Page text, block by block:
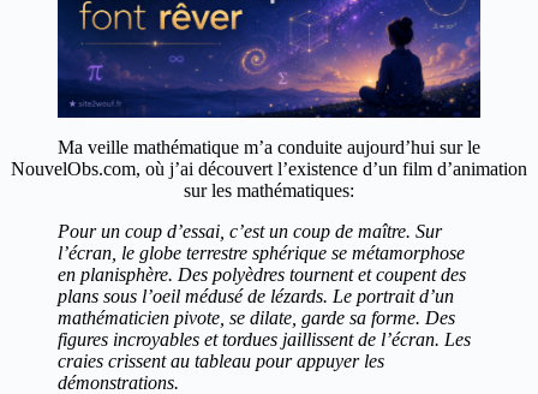
Ma veille mathématique m’a conduite aujourd’hui sur le
NouvelObs.com, où j’ai découvert l’existence d’un film d’animation
sur les mathématiques:
Pour un coup d’essai, c’est un coup de maître. Sur
l’écran, le globe terrestre sphérique se métamorphose
en planisphère. Des polyèdres tournent et coupent des
plans sous l’oeil médusé de lézards. Le portrait d’un
mathématicien pivote, se dilate, garde sa forme. Des
figures incroyables et tordues jaillissent de l’écran. Les
craies crissent au tableau pour appuyer les
démonstrations.